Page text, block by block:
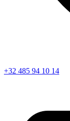
+32 485 94 10 14